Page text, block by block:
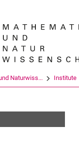
Suchbegriff
Naturwiss... Institute